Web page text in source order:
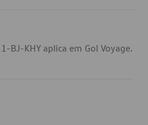
KHY aplica em Gol Voyage.